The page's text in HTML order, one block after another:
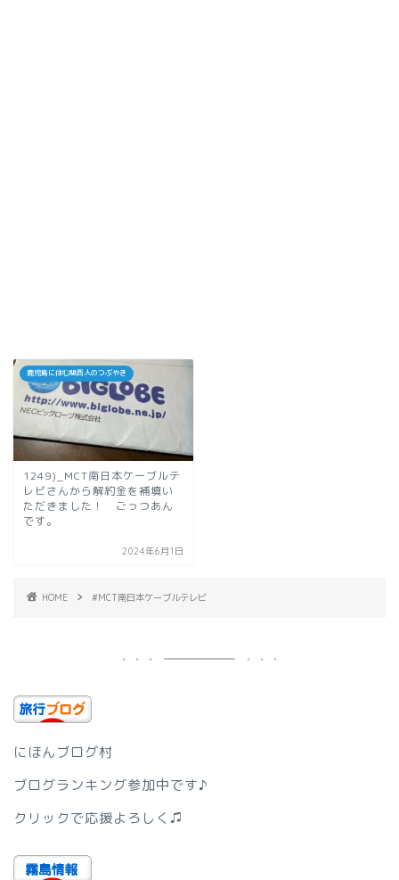
鹿児島に住む関西人のつぶやき
1249)_MCT南日本ケーブルテ
レビさんから解約金を補填い
ただきました！ ごっつあん
です。
2024年6月1日
HOME #MCT南日本ケーブルテレビ
にほんブログ村
ブログランキング参加中です♪
クリックで応援よろしく♫